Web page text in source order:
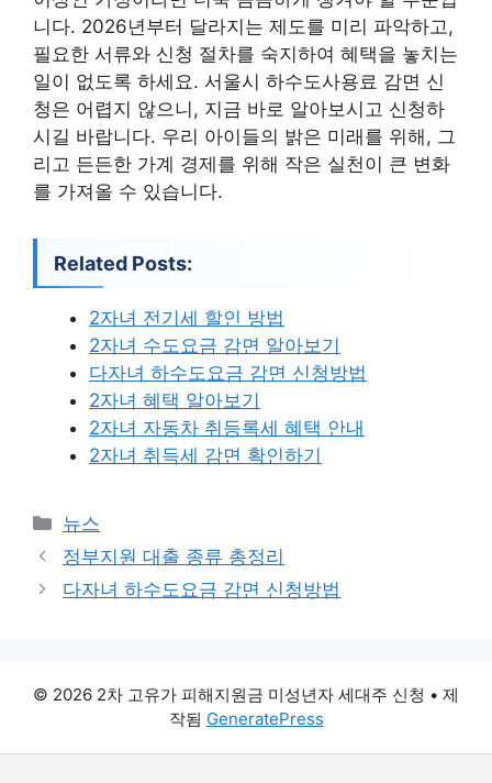
니다. 2026년부터 달라지는 제도를 미리 파악하고,
필요한 서류와 신청 절차를 숙지하여 혜택을 놓치는
일이 없도록 하세요. 서울시 하수도사용료 감면 신
청은 어렵지 않으니, 지금 바로 알아보시고 신청하
시길 바랍니다. 우리 아이들의 밝은 미래를 위해, 그
리고 든든한 가계 경제를 위해 작은 실천이 큰 변화
를 가져올 수 있습니다.
Related Posts:
2자녀 전기세 할인 방법
2자녀 수도요금 감면 알아보기
다자녀 하수도요금 감면 신청방법
2자녀 혜택 알아보기
2자녀 자동차 취등록세 혜택 안내
2자녀 취득세 감면 확인하기
카
테
리
뉴스
정부지원 대출 종류 총정리
다자녀 하수도요금 감면 신청방법
© 2026 2차 고유가 피해지원금 미성년자 세대주 신청 • 제
작됨 GeneratePress